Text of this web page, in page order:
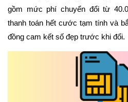
gồm mức phí chuyển đổi từ
thanh toán hết cước tạm tính và
đồng cam kết số đẹp trước khi đổi.